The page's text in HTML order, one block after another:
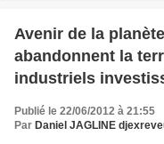
Avenir de la
abandonnent la
industriels
Publié le 22/06/2012 à 21:55
Par Daniel JAGLINE